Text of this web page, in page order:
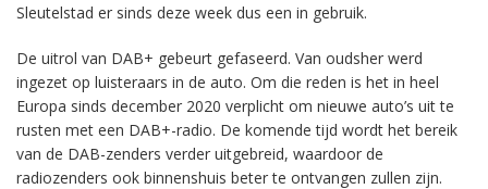
Sleutelstad er sinds deze week dus een in gebruik.
De uitrol van DAB+ gebeurt gefaseerd. Van oudsher werd
ingezet op luisteraars in de auto. Om die reden is het in heel
Europa sinds december 2020 verplicht om nieuwe auto’s uit te
rusten met een DAB+-radio. De komende tijd wordt het bereik
van de DAB-zenders verder uitgebreid, waardoor de
radiozenders ook binnenshuis beter te ontvangen zullen zijn.